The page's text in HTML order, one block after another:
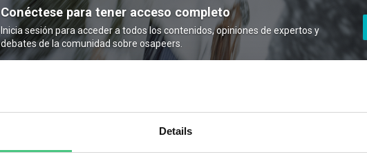
Details
Conéctese para tener acceso completo
Inicia sesión para acceder a todos los contenidos, opiniones de expertos y
debates de la comunidad sobre osapeers.